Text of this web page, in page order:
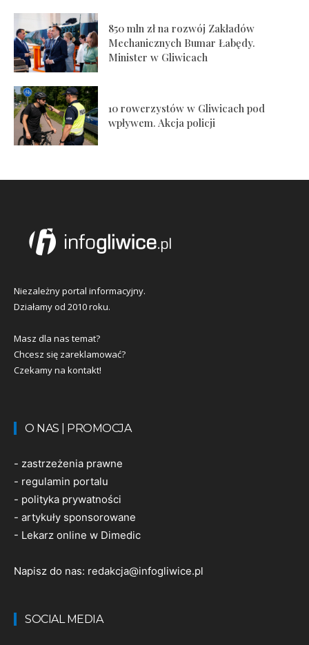
850 mln zł na rozwój Zakładów
Mechanicznych Bumar Łabędy.
Minister w Gliwicach
10 rowerzystów w Gliwicach pod
wpływem. Akcja policji
Niezależny portal informacyjny.
Działamy od 2010 roku.
Masz dla nas temat?
Chcesz się zareklamować?
Czekamy na kontakt!
O NAS | PROMOCJA
- zastrzeżenia prawne
- regulamin portalu
- polityka prywatności
- artykuły sponsorowane
- Lekarz online w Dimedic
Napisz do nas: redakcja@infogliwice.pl
SOCIAL MEDIA